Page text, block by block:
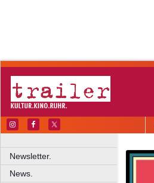
Newsletter.
News.